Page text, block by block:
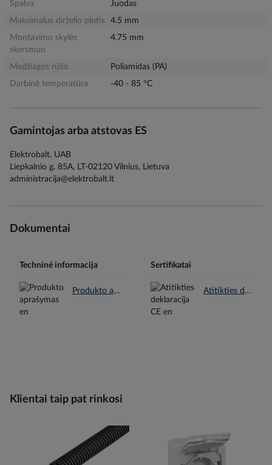
Spalva
Juodas
Maksimalus dirželio plotis
4.5 mm
Montavimo skylės
skersmuo
4.75 mm
Medžiagos rūšis
Poliamidas (PA)
Darbinė temperatūra
-40 - 85 °C
Gamintojas arba atstovas ES
Elektrobalt, UAB
Liepkalnio g. 85A, LT-02120 Vilnius, Lietuva
administracija@elektrobalt.lt
Dokumentai
Techninė informacija
Produkto aprašymas en.pdf
Sertifikatai
Atitikties deklaracija CE en.pdf
Klientai taip pat rinkosi